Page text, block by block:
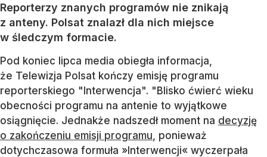
Reporterzy znanych programów nie znikają
z anteny. Polsat znalazł dla nich miejsce
w śledczym formacie.
Pod koniec lipca media obiegła informacja,
że Telewizja Polsat kończy emisję programu
reporterskiego "Interwencja". "Blisko ćwierć wieku
obecności programu na antenie to wyjątkowe
osiągnięcie. Jednakże nadszedł moment na decyzję
o zakończeniu emisji programu , ponieważ
dotychczasowa formuła »Interwencji« wyczerpała